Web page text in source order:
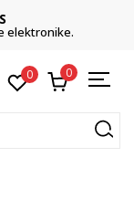
elektronike.
0 0